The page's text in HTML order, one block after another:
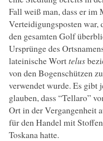
Fall weiß man, dass er im
Verteidigungsposten war,
den gesamten Golf
Ursprünge des
lateinische Worttelus
von den Bogenschützen
verwendet wurde. Es gibt
glauben, dass “Tellaro”
Ort in der Vergangenheit
für den Handel mit
Toskana hatte.